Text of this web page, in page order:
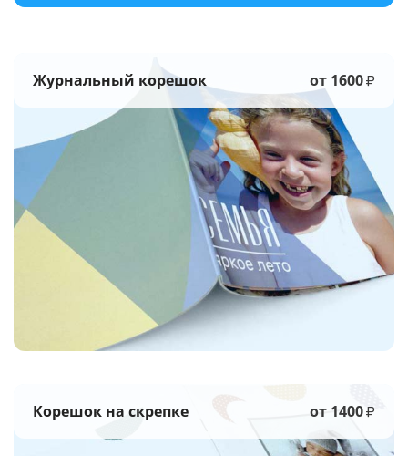
Журнальный корешок от 1600₽
Корешок на скрепке от 1400₽